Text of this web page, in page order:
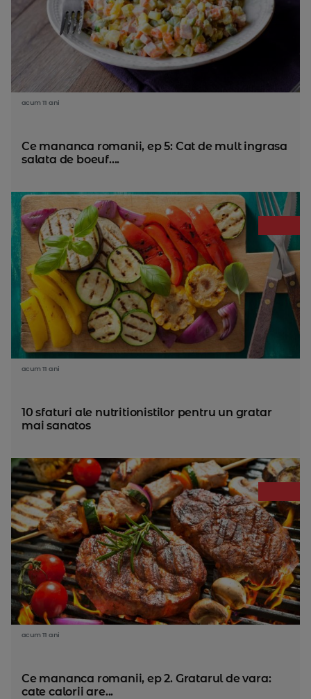
acum 11 ani
Ce mananca romanii, ep 5: Cat de mult ingrasa
salata de boeuf....
acum 11 ani
10 sfaturi ale nutritionistilor pentru un gratar
mai sanatos
acum 11 ani
Ce mananca romanii, ep 2. Gratarul de vara:
cate calorii are...